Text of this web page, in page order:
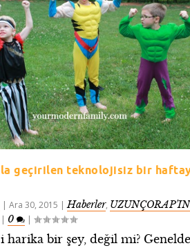
geçirilen teknolojisiz bir
| Ara 30, 2015 |Haberler, UZUNÇORAP’IN
0 |
harika bir şey, değil mi? Genelde